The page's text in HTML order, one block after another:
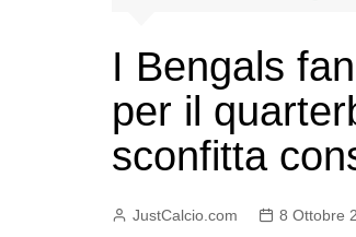
I Bengals
per il
sconfitta
JustCalcio.com 8 Ottobre